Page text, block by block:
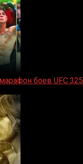
боев UFC 325